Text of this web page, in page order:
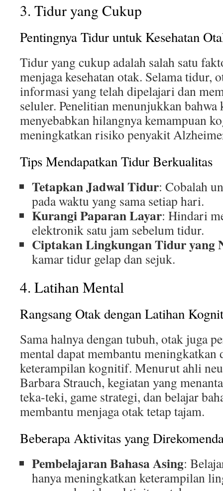
3. Tidur yang Cukup
Pentingnya Tidur untuk Kesehatan
Tidur yang cukup adalah salah satu
menjaga kesehatan otak. Selama tidur,
informasi yang telah dipelajari dan
seluler. Penelitian menunjukkan
menyebabkan hilangnya kemampuan
meningkatkan risiko penyakit
Tips Mendapatkan Tidur Berkualitas
Tetapkan Jadwal Tidur: Cobalah
pada waktu yang sama setiap hari.
Kurangi Paparan Layar: Hindari
elektronik satu jam sebelum tidur.
Ciptakan Lingkungan Tidur yang
kamar tidur gelap dan sejuk.
4. Latihan Mental
Rangsang Otak dengan Latihan
Sama halnya dengan tubuh, otak juga
mental dapat membantu meningkatkan
keterampilan kognitif. Menurut ahli
Barbara Strauch, kegiatan yang
teka-teki, game strategi, dan belajar
membantu menjaga otak tetap tajam.
Beberapa Aktivitas yang
Pembelajaran Bahasa Asing:
hanya meningkatkan keterampilan